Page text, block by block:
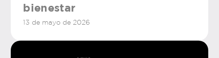
bienestar
13 de mayo de 2026